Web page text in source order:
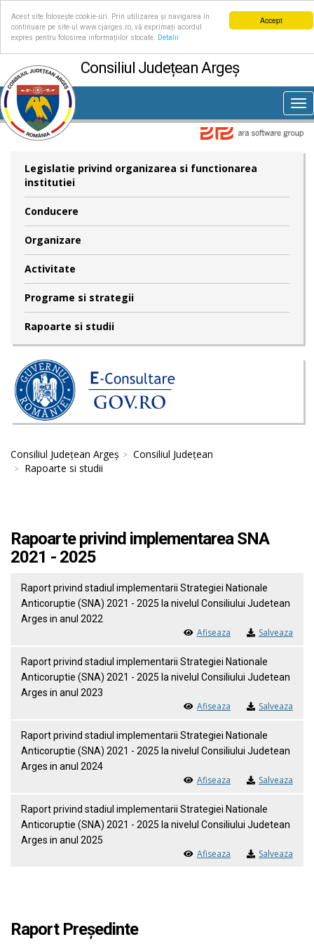
Accept
Acest site folosește cookie-uri. Prin utilizarea și navigarea în
continuare pe site-ul www.cjarges.ro, vă exprimați acordul
expres pentru folosirea informațiilor stocate.
Detalii
Consiliul Județean Argeș
Legislatie privind organizarea si functionarea
institutiei
Conducere
Organizare
Activitate
Programe si strategii
Rapoarte si studii
Consiliul Județean Argeș
Consiliul Județean
Rapoarte si studii
Rapoarte privind implementarea SNA
2021 - 2025
Raport privind stadiul implementarii Strategiei Nationale
Anticoruptie (SNA) 2021 - 2025 la nivelul Consiliului Judetean
Arges in anul 2022
Afiseaza Salveaza
Raport privind stadiul implementarii Strategiei Nationale
Anticoruptie (SNA) 2021 - 2025 la nivelul Consiliului Judetean
Arges in anul 2023
Afiseaza Salveaza
Raport privind stadiul implementarii Strategiei Nationale
Anticoruptie (SNA) 2021 - 2025 la nivelul Consiliului Judetean
Arges in anul 2024
Afiseaza Salveaza
Raport privind stadiul implementarii Strategiei Nationale
Anticoruptie (SNA) 2021 - 2025 la nivelul Consiliului Judetean
Arges in anul 2025
Afiseaza Salveaza
Raport Președinte